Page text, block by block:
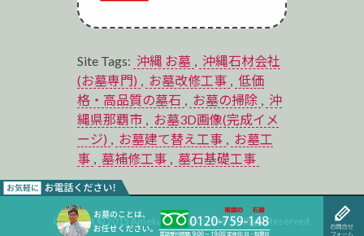
Site Tags: 沖縄 お墓 , 沖縄石材会社
(お墓専門) , お墓改修工事 , 低価
格・高品質の墓石 , お墓の掃除 , 沖
縄県那覇市 , お墓3D画像(完成イメ
ージ) , お墓建て替え工事 , お墓工
事 , 墓補修工事 , 墓石基礎工事
Copyright © 2015 Ameku Sekizai Co.,Ltd. All Right Reserved.